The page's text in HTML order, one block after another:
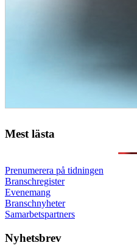
Mest lästa
Prenumerera på tidningen
Branschregister
Evenemang
Branschnyheter
Samarbetspartners
Nyhetsbrev